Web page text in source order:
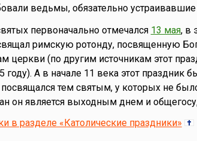
ведьмы, обязательно
первоначально отмечался 13 мая, в
римскую ротонду, посвященную
церкви (по другим источникам этот
году). А в начале 11 века этот праздник
посвящался тем святым, у которых не
он является выходным днем и
в разделе «Католические праздники»